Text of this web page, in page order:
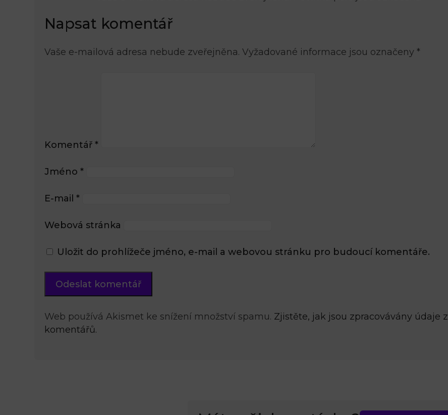
Napsat komentář
Vaše e-mailová adresa nebude zveřejněna. Vyžadované informace jsou označeny *
Komentář*
Jméno*
E-mail*
Webová stránka
Uložit do prohlížeče jméno, e-mail a webovou stránku pro budoucí komentáře.
Web používá Akismet ke snížení množství spamu. Zjistěte, jak jsou zpracovávány údaje z
komentářů.